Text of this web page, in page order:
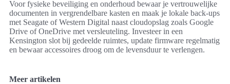
Voor fysieke beveiliging en onderhoud bewaar je vertrouwelijke
documenten in vergrendelbare kasten en maak je lokale back-ups
met Seagate of Western Digital naast cloudopslag zoals Google
Drive of OneDrive met versleuteling. Investeer in een
Kensington slot bij gedeelde ruimtes, update firmware regelmatig
en bewaar accessoires droog om de levensduur te verlengen.
Meer artikelen